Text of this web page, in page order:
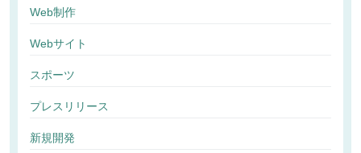
Web制作
Webサイト
スポーツ
プレスリリース
新規開発